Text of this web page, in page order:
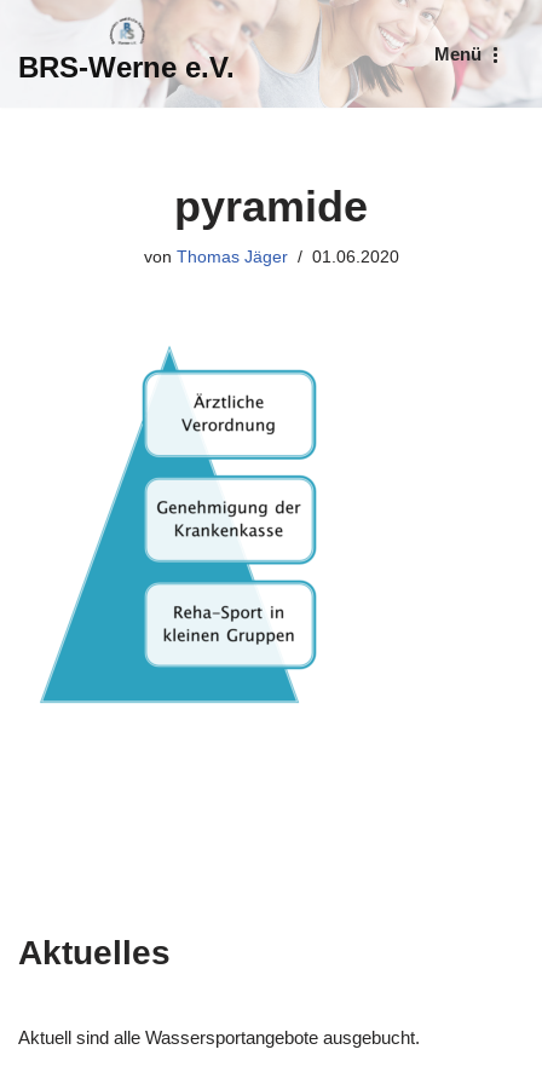
Zum
BRS-Werne e.V. Menü
pyramide
von Thomas Jäger 01.06.2020
Aktuelles
Aktuell sind alle Wassersportangebote ausgebucht.